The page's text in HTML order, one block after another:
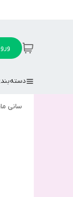
سانی